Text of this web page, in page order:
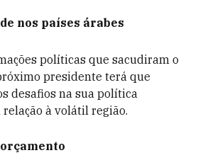
nos países árabes
políticas que sacudiram o
presidente terá que
desafios na sua política
à volátil região.